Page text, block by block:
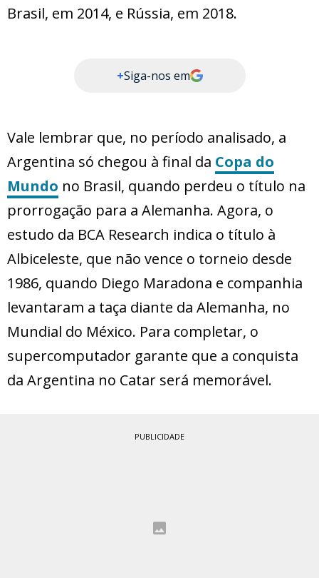
Brasil, em 2014, e Rússia, em 2018.
+Siga-nos em
Vale lembrar que, no período analisado, a
Argentina só chegou à final da Copa do
Mundo no Brasil, quando perdeu o título na
prorrogação para a Alemanha. Agora, o
estudo da BCA Research indica o título à
Albiceleste, que não vence o torneio desde
1986, quando Diego Maradona e companhia
levantaram a taça diante da Alemanha, no
Mundial do México. Para completar, o
supercomputador garante que a conquista
da Argentina no Catar será memorável.
PUBLICIDADE